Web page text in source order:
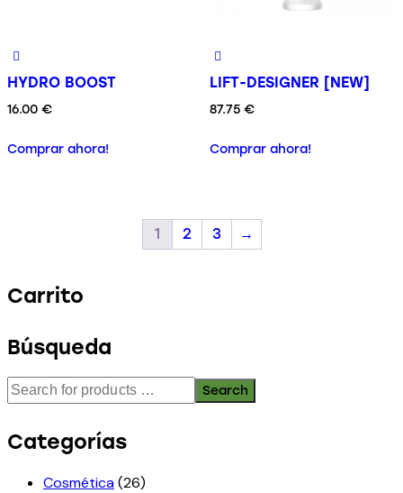
HYDRO BOOST
16.00 €
Comprar ahora!
LIFT-DESIGNER [NEW]
87.75 €
Comprar ahora!
1 2 3 →
Carrito
Búsqueda
Search
Categorías
Cosmética(26)